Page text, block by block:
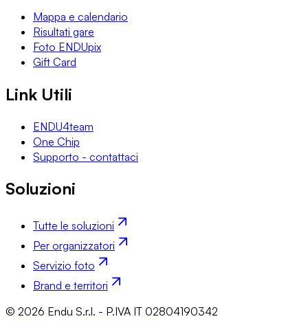
Mappa e calendario
Risultati gare
Foto ENDUpix
Gift Card
Link Utili
ENDU4team
One Chip
Supporto - contattaci
Soluzioni
Tutte le soluzioni
Per organizzatori
Servizio foto
Brand e territori
© 2026 Endu S.r.l. - P.IVA IT 02804190342